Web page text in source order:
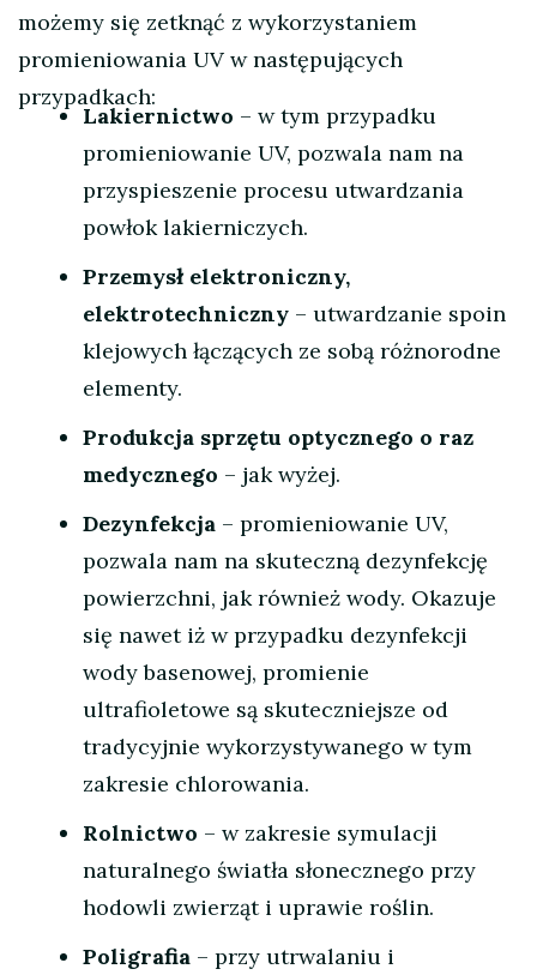
możemy się zetknąć z wykorzystaniem
promieniowania UV w następujących
przypadkach:
Lakiernictwo – w tym przypadku
promieniowanie UV, pozwala nam na
przyspieszenie procesu utwardzania
powłok lakierniczych.
Przemysł elektroniczny,
elektrotechniczny – utwardzanie spoin
klejowych łączących ze sobą różnorodne
elementy.
Produkcja sprzętu optycznego o raz
medycznego – jak wyżej.
Dezynfekcja – promieniowanie UV,
pozwala nam na skuteczną dezynfekcję
powierzchni, jak również wody. Okazuje
się nawet iż w przypadku dezynfekcji
wody basenowej, promienie
ultrafioletowe są skuteczniejsze od
tradycyjnie wykorzystywanego w tym
zakresie chlorowania.
Rolnictwo – w zakresie symulacji
naturalnego światła słonecznego przy
hodowli zwierząt i uprawie roślin.
Poligrafia – przy utrwalaniu i